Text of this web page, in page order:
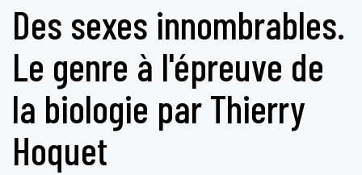
Des sexes innombrables.
Le genre à l'épreuve de
la biologie par Thierry
Hoquet